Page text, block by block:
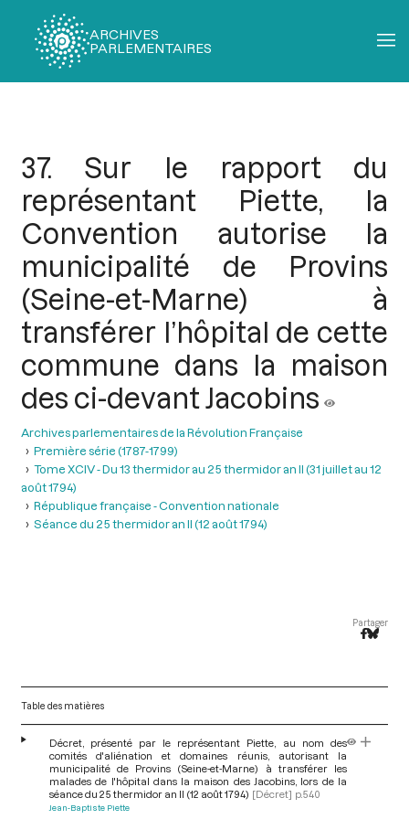
ARCHIVES
PARLEMENTAIRES
37. Sur le rapport du
représentant Piette, la
Convention autorise la
municipalité de Provins
(Seine-et-Marne) à
transférer l’hôpital de cette
commune dans la maison
des ci-devant Jacobins
Archives parlementaires de la Révolution Française
Première série (1787-1799)
Tome XCIV - Du 13 thermidor au 25 thermidor an II (31 juillet au 12
août 1794)
République française - Convention nationale
Séance du 25 thermidor an II (12 août 1794)
Partager
Table des matières
Décret, présenté par le représentant Piette, au nom des
comités d'aliénation et domaines réunis, autorisant la
municipalité de Provins (Seine-et-Marne) à transférer les
malades de l'hôpital dans la maison des Jacobins, lors de la
séance du 25 thermidor an II (12 août 1794) [Décret] p.540
Jean-Baptiste Piette